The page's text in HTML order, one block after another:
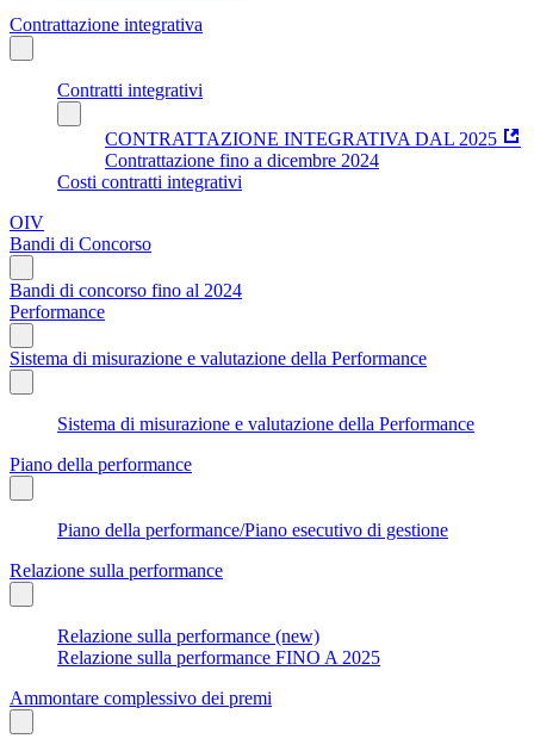
Contrattazione integrativa
Contratti integrativi
CONTRATTAZIONE INTEGRATIVA DAL 2025
Contrattazione fino a dicembre 2024
Costi contratti integrativi
OIV
Bandi di Concorso
Bandi di concorso fino al 2024
Performance
Sistema di misurazione e valutazione della Performance
Sistema di misurazione e valutazione della Performance
Piano della performance
Piano della performance/Piano esecutivo di gestione
Relazione sulla performance
Relazione sulla performance (new)
Relazione sulla performance FINO A 2025
Ammontare complessivo dei premi